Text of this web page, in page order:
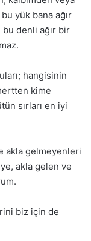
yük bana ağır
denli ağır bir
hangisinin
kime
sırları en iyi
akla gelmeyenleri
akla gelen ve
biz için de